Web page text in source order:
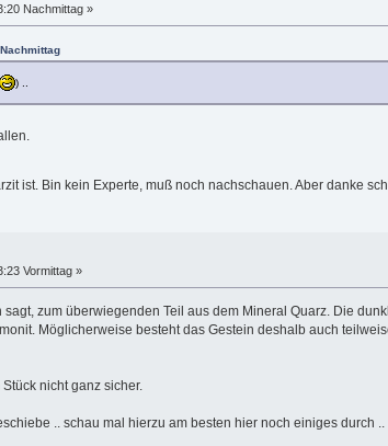
Nachmittag »
) ..
ist. Bin kein Experte, muß noch nachschauen. Aber danke
Vormittag »
zum überwiegenden Teil aus dem Mineral Quarz. Die
Möglicherweise besteht das Gestein deshalb auch
nicht ganz sicher.
.. schau mal hierzu am besten hier noch einiges durch ..